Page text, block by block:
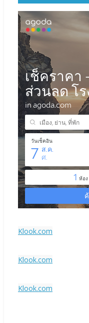
Klook.com
Klook.com
Klook.com